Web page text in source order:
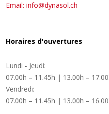
Email: info@dynasol.ch
Horaires d'ouvertures
Lundi - Jeudi:
07.00h – 11.45h | 13.00h –
Vendredi:
07.00h – 11.45h | 13.00h –